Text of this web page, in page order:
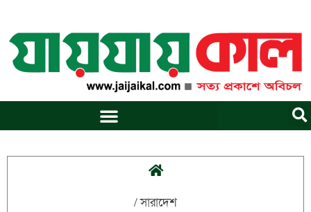
content
/সারাদেশ